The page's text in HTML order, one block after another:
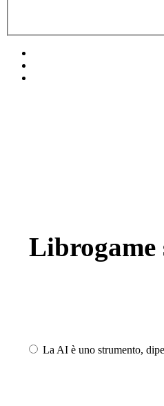
Librogame
La AI è uno strumento,